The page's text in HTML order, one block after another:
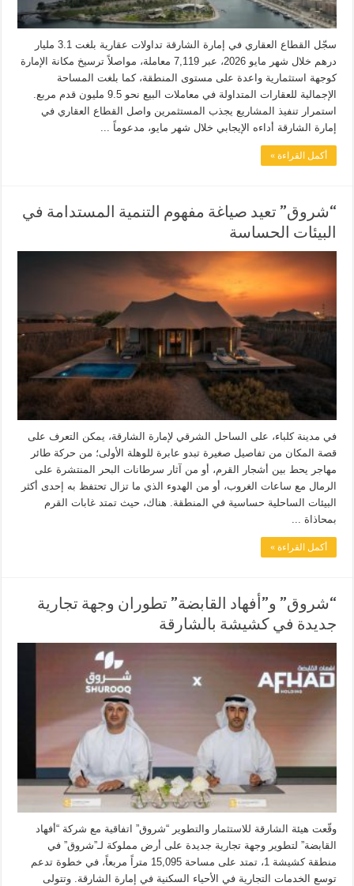
سجّل القطاع العقاري في إمارة الشارقة تداولات عقارية بلغت 3.1 مليار
درهم خلال شهر مايو 2026، عبر 7,119 معاملة، مواصلاً ترسيخ مكانة الإمارة
كوجهة استثمارية واعدة على مستوى المنطقة، كما بلغت المساحة
الإجمالية للعقارات المتداولة في معاملات البيع نحو 9.5 مليون قدم مربع.
استمرار تنفيذ المشاريع يجذب المستثمرين واصل القطاع العقاري في
إمارة الشارقة أداءه الإيجابي خلال شهر مايو، مدعوماً ...
أكمل القراءة »
“شروق” تعيد صياغة مفهوم التنمية المستدامة في
البيئات الحساسة
في مدينة كلباء، على الساحل الشرقي لإمارة الشارقة، يمكن التعرف على
قصة المكان من تفاصيل صغيرة تبدو عابرة للوهلة الأولى؛ من حركة طائر
مهاجر يحط بين أشجار القرم، أو من آثار سرطانات البحر المنتشرة على
الرمال مع ساعات الغروب، أو من الهدوء الذي ما تزال تحتفظ به إحدى أكثر
البيئات الساحلية حساسية في المنطقة. هناك، حيث تمتد غابات القرم
بمحاذاة ...
أكمل القراءة »
“شروق” و”أفهاد القابضة” تطوران وجهة تجارية
جديدة في كشيشة بالشارقة
وقّعت هيئة الشارقة للاستثمار والتطوير “شروق” اتفاقية مع شركة “أفهاد
القابضة” لتطوير وجهة تجارية جديدة على أرض مملوكة لـ”شروق” في
منطقة كشيشة 1، تمتد على مساحة 15,095 متراً مربعاً، في خطوة تدعم
توسع الخدمات التجارية في الأحياء السكنية في إمارة الشارقة. وتتولى